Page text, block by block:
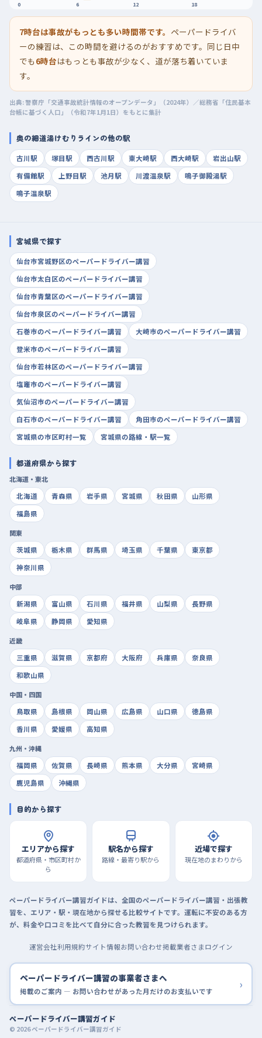
0 6 12 18
7時台は事故がもっとも多い時間帯です。 ペーパードライバ
ーの練習は、この時間を避けるのがおすすめです。同じ日中
でも 6時台はもっとも事故が少なく、道が落ち着いていま
す。
出典: 警察庁「交通事故統計情報のオープンデータ」（2024年）／総務省「住民基本
台帳に基づく人口」（令和7年1月1日）をもとに集計
奥の細道湯けむりラインの他の駅
古川駅 塚目駅 西古川駅 東大崎駅 西大崎駅
岩出山駅
有備館駅
上野目駅 池月駅 川渡温泉駅
鳴子御殿湯駅
鳴子温泉駅
宮城県で探す
仙台市宮城野区のペーパードライバー講習
仙台市太白区のペーパードライバー講習
仙台市青葉区のペーパードライバー講習
仙台市泉区のペーパードライバー講習
石巻市のペーパードライバー講習
大崎市のペーパードライバー講習
登米市のペーパードライバー講習
仙台市若林区のペーパードライバー講習
塩竈市のペーパードライバー講習
気仙沼市のペーパードライバー講習
白石市のペーパードライバー講習
角田市のペーパードライバー講習
宮城県の市区町村一覧
宮城県の路線・駅一覧
都道府県から探す
北海道・東北
北海道
青森県 岩手県 宮城県 秋田県
山形県
福島県
関東
茨城県
栃木県 群馬県 埼玉県 千葉県
東京都
神奈川県
中部
新潟県
富山県 石川県 福井県 山梨県
長野県
岐阜県
静岡県 愛知県
近畿
三重県
滋賀県 京都府 大阪府 兵庫県
奈良県
和歌山県
中国・四国
鳥取県
島根県 岡山県 広島県 山口県
徳島県
香川県
愛媛県 高知県
九州・沖縄
福岡県
佐賀県 長崎県 熊本県 大分県
宮崎県
鹿児島県
沖縄県
目的から探す
エリアから探す
都道府県・市区町村か
ら
駅名から探す
路線・最寄り駅から
近場で探す
現在地のまわりから
ペーパードライバー講習ガイドは、全国のペーパードライバー講習・出張教
習を、エリア・駅・現在地から探せる比較サイトです。運転に不安のある方
が、料金や口コミを比べて自分に合った教習を見つけられます。
運営会社利用規約サイト情報お問い合わせ掲載業者さまログイン
ペーパードライバー講習の事業者さまへ
掲載のご案内 — お問い合わせがあった月だけのお支払いです ›
ペーパードライバー講習ガイド
© 2026 ペーパードライバー講習ガイド